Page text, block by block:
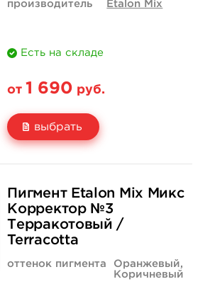
производитель
Etalon Mix
Есть на складе
от 1 690 руб.
выбрать
1 690 руб.
купить
Пигмент Etalon Mix Микс
Корректор №3
Терракотовый /
Terracotta
оттенок пигмента
Оранжевый,
Коричневый